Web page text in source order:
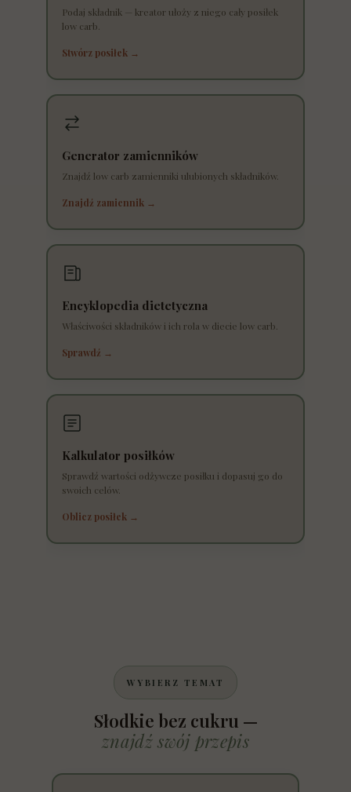
Podaj składnik — kreator ułoży z niego cały posiłek
low carb.
Stwórz posiłek →
Generator zamienników
Znajdź low carb zamienniki ulubionych składników.
Znajdź zamiennik →
Encyklopedia dietetyczna
Właściwości składników i ich rola w diecie low carb.
Sprawdź →
Kalkulator posiłków
Sprawdź wartości odżywcze posiłku i dopasuj go do
swoich celów.
Oblicz posiłek →
WYBIERZ TEMAT
Słodkie bez cukru —
znajdź swój przepis